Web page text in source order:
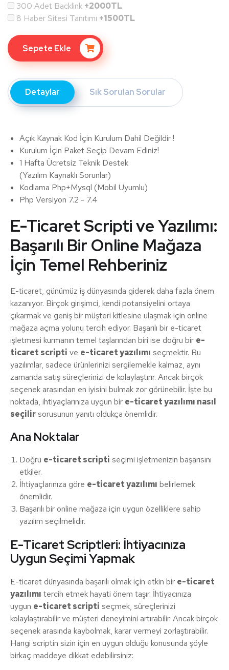
300 Adet Backlink +2000TL
8 Haber Sitesi Tanıtımı +1500TL
Sepete Ekle
Detaylar Sık Sorulan Sorular
Açık Kaynak Kod İçin Kurulum Dahil Değildir !
Kurulum İçin Paket Seçip Devam Ediniz!
1 Hafta Ücretsiz Teknik Destek
(Yazılım Kaynaklı Sorunlar)
Kodlama Php+Mysql (Mobil Uyumlu)
Php Versiyon 7.2 - 7.4
E-Ticaret Scripti ve Yazılımı:
Başarılı Bir Online Mağaza
İçin Temel Rehberiniz
E-ticaret, günümüz iş dünyasında giderek daha fazla önem
kazanıyor. Birçok girişimci, kendi potansiyelini ortaya
çıkarmak ve geniş bir müşteri kitlesine ulaşmak için online
mağaza açma yolunu tercih ediyor. Başarılı bir e-ticaret
işletmesi kurmanın temel taşlarından biri ise doğru bir e-
ticaret scripti ve e-ticaret yazılımı seçmektir. Bu
yazılımlar, sadece ürünlerinizi sergilemekle kalmaz, aynı
zamanda satış süreçlerinizi de kolaylaştırır. Ancak birçok
seçenek arasından en iyisini bulmak zor görünebilir. İşte bu
noktada, ihtiyaçlarınıza uygun bir e-ticaret yazılımı nasıl
seçilir sorusunun yanıtı oldukça önemlidir.
Ana Noktalar
Doğru e-ticaret scripti seçimi işletmenizin başarısını
etkiler.
İhtiyaçlarınıza göre e-ticaret yazılımı belirlemek
önemlidir.
Başarılı bir online mağaza için uygun özelliklere sahip
yazılım seçilmelidir.
E-Ticaret Scriptleri: İhtiyacınıza
Uygun Seçimi Yapmak
E-ticaret dünyasında başarılı olmak için etkin bir e-ticaret
yazılımı tercih etmek hayati önem taşır. İhtiyacınıza
uygun e-ticaret scripti seçmek, süreçlerinizi
kolaylaştırabilir ve müşteri deneyimini artırabilir. Ancak birçok
seçenek arasında kaybolmak, karar vermeyi zorlaştırabilir.
Hangi scriptin sizin için en uygun olduğu konusunda şöyle
birkaç maddeye dikkat edebilirsiniz: